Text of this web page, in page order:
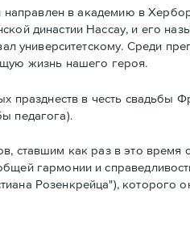
в академию в
династии Нассау, и его
университетскому. Среди
жизнь нашего героя.
празднеств в честь свадьбы
педагога).
ставшим как раз в это время
гармонии и
Розенкрейца"), которого